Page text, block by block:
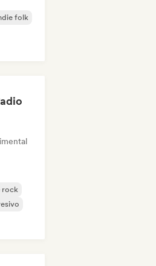
folk
rock